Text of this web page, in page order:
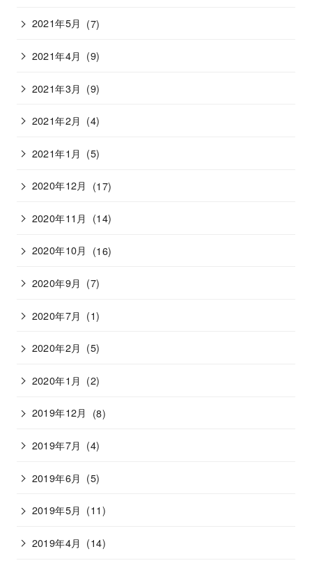
2021年5月 (7)
2021年4月 (9)
2021年3月 (9)
2021年2月 (4)
2021年1月 (5)
2020年12月 (17)
2020年11月 (14)
2020年10月 (16)
2020年9月 (7)
2020年7月 (1)
2020年2月 (5)
2020年1月 (2)
2019年12月 (8)
2019年7月 (4)
2019年6月 (5)
2019年5月 (11)
2019年4月 (14)